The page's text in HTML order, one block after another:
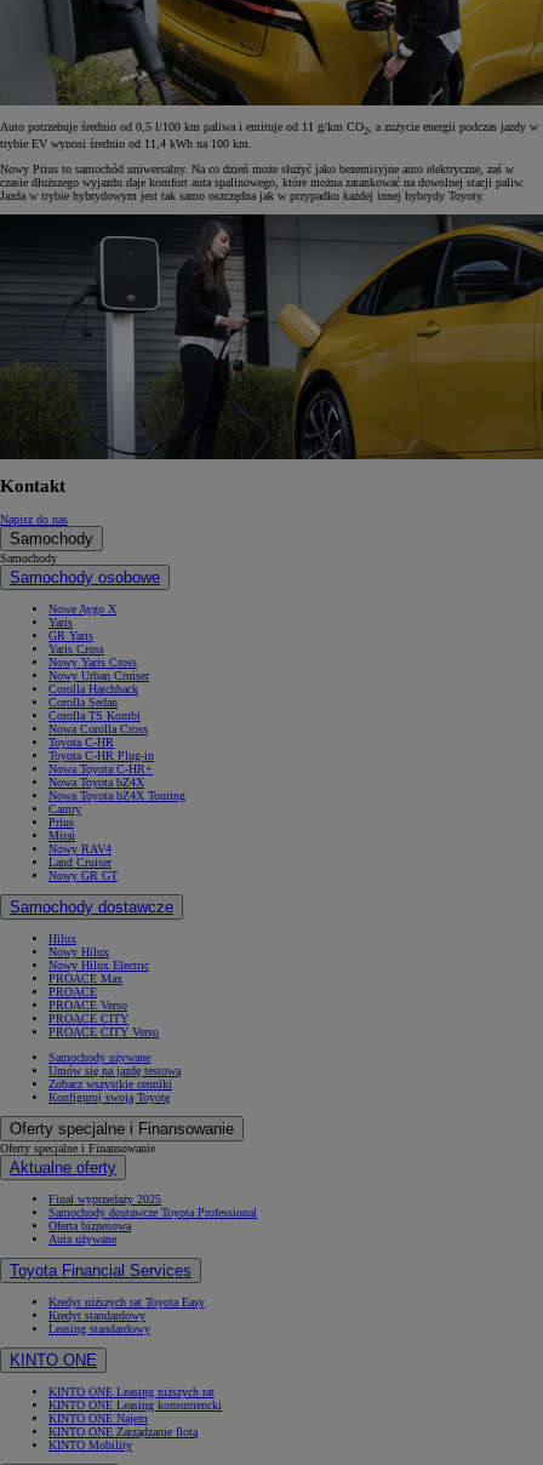
Auto potrzebuje średnio od 0,5 l/100 km paliwa i emituje od 11 g/km CO2
, a zużycie energii podczas jazdy w
trybie EV wynosi średnio od 11,4 kWh na 100 km.
Nowy Prius to samochód uniwersalny. Na co dzień może służyć jako bezemisyjne auto elektryczne, zaś w
czasie dłuższego wyjazdu daje komfort auta spalinowego, które można zatankować na dowolnej stacji paliw.
Jazda w trybie hybrydowym jest tak samo oszczędna jak w przypadku każdej innej hybrydy Toyoty.
Kontakt
Napisz do nas
Samochody
Samochody
Samochody osobowe
Nowe Aygo X
Yaris
GR Yaris
Yaris Cross
Nowy Yaris Cross
Nowy Urban Cruiser
Corolla Hatchback
Corolla Sedan
Corolla TS Kombi
Nowa Corolla Cross
Toyota C-HR
Toyota C-HR Plug-in
Nowa Toyota C-HR+
Nowa Toyota bZ4X
Nowa Toyota bZ4X Touring
Camry
Prius
Mirai
Nowy RAV4
Land Cruiser
Nowy GR GT
Samochody dostawcze
Hilux
Nowy Hilux
Nowy Hilux Electric
PROACE Max
PROACE
PROACE Verso
PROACE CITY
PROACE CITY Verso
Samochody używane
Umów się na jazdę testową
Zobacz wszystkie cenniki
Konfiguruj swoją Toyotę
Oferty specjalne i Finansowanie
Oferty specjalne i Finansowanie
Aktualne oferty
Finał wyprzedaży 2025
Samochody dostawcze Toyota Professional
Oferta biznesowa
Auta używane
Toyota Financial Services
Kredyt niższych rat Toyota Easy
Kredyt standardowy
Leasing standardowy
KINTO ONE
KINTO ONE Leasing niższych rat
KINTO ONE Leasing konsumencki
KINTO ONE Najem
KINTO ONE Zarządzanie flotą
KINTO Mobility